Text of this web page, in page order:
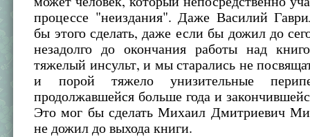
процессе "неиздания". Даже Василий
бы этого сделать, даже если бы дожил до
незадолго до окончания работы над
тяжелый инсульт, и мы старались не
и порой тяжело унизительные
продолжавшейся больше года и
Это мог бы сделать Михаил Дмитриевич
не дожил до выхода книги.